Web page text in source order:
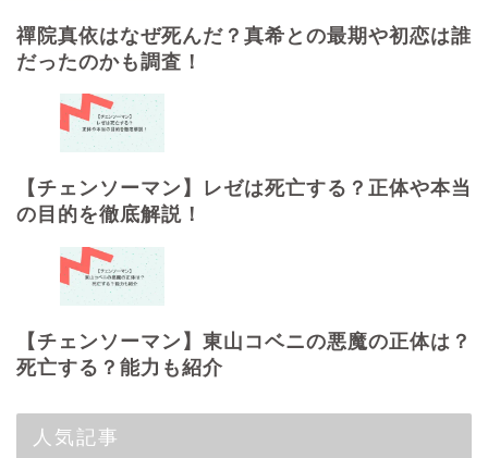
禪院真依はなぜ死んだ？真希との最期や初恋は誰
だったのかも調査！
【チェンソーマン】レゼは死亡する？正体や本当
の目的を徹底解説！
【チェンソーマン】東山コベニの悪魔の正体は？
死亡する？能力も紹介
人気記事